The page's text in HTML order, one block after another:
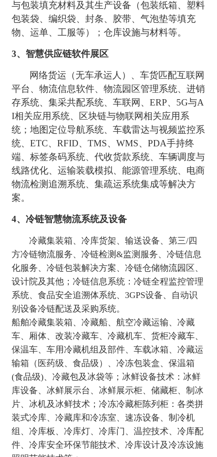
与包装填充材料及其生产设备（包装纸箱、塑料
包装袋、编织袋、封条、胶带、气泡垫等填充
物、运单、 工服等）；仓库设施与材料等。
3、智慧供应链软件展区
网络货运（无车承运人）、车货匹配互联网
平台、物流信息软件、物流园区管理系统、进销
存系统、集采共配系统、车联网、 ERP、5G与A
I相关应用系统、区块链与物联网相关应用系
统；地图定位导航系统、车载雷达与视频监控系
统、ETC、RFID、TMS、WMS、PDA手持终
端、标签条码系统、代收货款系统、车辆调度与
线路优化、运输装载模拟、能源管理系统、电商
物流检测追溯系统、集疏运系统集成等解决方
案。
4、冷链智慧物流系统及设备
冷藏集装箱、冷库货架、输送设备、 第三/四
方冷链物流服务、冷链检测&监测服务、冷链信息
化服务、冷链包装解决方案、冷链仓储物流园区、
设计院及其他；冷链信息系统：冷链全程监控管理
系统、食品安全追溯体系统、3GPS设备、自动识
别设备冷链配送及采购系统。
船舶冷藏集装箱、冷藏船、航空冷藏运输、冷藏
车、厢体、改装冷藏车、冷藏机车、货柜冷藏车、
保温车、车用冷藏机组及部件、车载冰箱、冷藏运
输箱（医药级、食品级）、冷冻包装盒、保温箱
(食品级)、冷藏包及冰袋等；冰鲜设备技术：冰鲜
库设备、冰鲜展示台、冰鲜展示柜、储藏柜、制冰
片、冰机及冰鲜技术；冷冻冷藏柜陈列柜：各类拼
装式冷库、冷藏库和冷冻室、速冻设备、制冷机
组、冷库板、冷库灯、冷库门、温控技术、冷库配
件、冷库安全环保节能技术、冷库设计及冷冻设施